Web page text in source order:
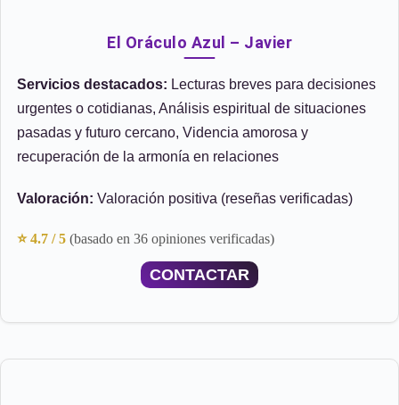
El Oráculo Azul – Javier
Servicios destacados: Lecturas breves para decisiones
urgentes o cotidianas, Análisis espiritual de situaciones
pasadas y futuro cercano, Videncia amorosa y
recuperación de la armonía en relaciones
Valoración: Valoración positiva (reseñas verificadas)
⭐ 4.7 / 5 (basado en 36 opiniones verificadas)
CONTACTAR